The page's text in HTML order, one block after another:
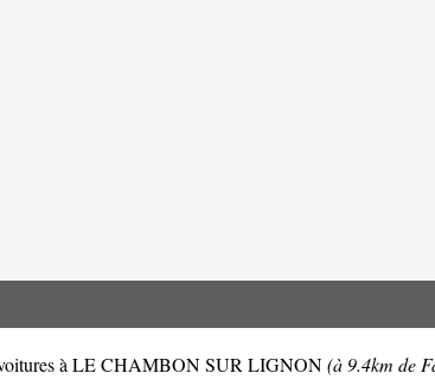
voitures à LE CHAMBON SUR LIGNON(à 9.4km de